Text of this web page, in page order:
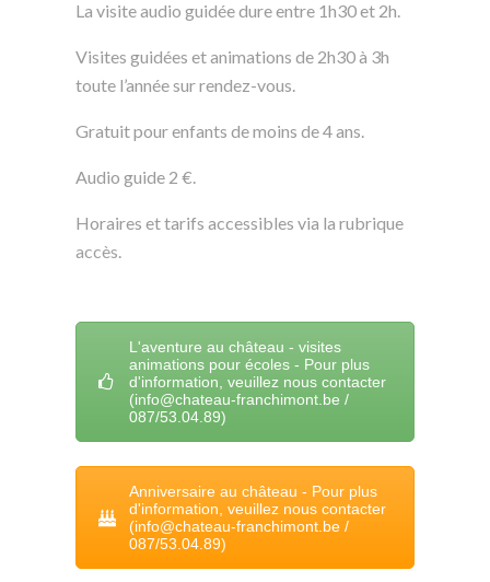
La visite audio guidée dure entre 1h30 et 2h.
Visites guidées et animations de 2h30 à 3h
toute l’année sur rendez-vous.
Gratuit pour enfants de moins de 4 ans.
Audio guide 2 €.
Horaires et tarifs accessibles via la rubrique
accès.
L'aventure au château - visites
animations pour écoles - Pour plus
d'information, veuillez nous contacter
(info@chateau-franchimont.be /
087/53.04.89)
Anniversaire au château - Pour plus
d'information, veuillez nous contacter
(info@chateau-franchimont.be /
087/53.04.89)